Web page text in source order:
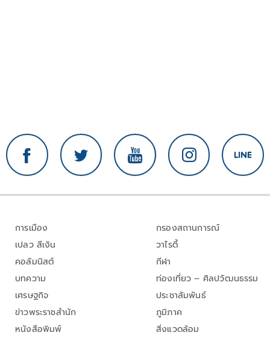
การเมือง
เปลว สีเงิน
คอลัมนิสต์
บทความ
เศรษฐกิจ
ข่าวพระราชสำนัก
หนังสือพิมพ์
กรองสถานการณ์
วาไรตี้
กีฬา
ท่องเที่ยว – ศิลปวัฒนธรรม
ประชาสัมพันธ์
ภูมิภาค
สิ่งแวดล้อม